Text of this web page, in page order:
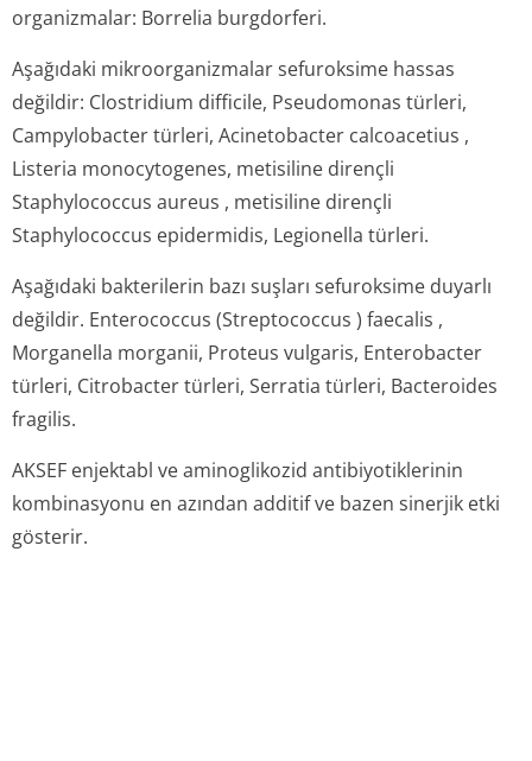
organizmalar: Borrelia burgdorferi.
Aşağıdaki mikroorganizmalar sefuroksime hassas
değildir: Clostridium difficile, Pseudomonas türleri,
Campylobactertürleri, Acinetobacter calcoacetius ,
Listeria monocytogenes, metisiline dirençli
Staphylococcus aureus , metisiline dirençli
Staphylococcus epidermidis, Legionella türleri.
Aşağıdaki bakterilerin bazı suşları sefuroksime duyarlı
değildir. Enterococcus (Streptococcus ) faecalis ,
Morganella morganii, Proteus vulgaris, Enterobacter
türleri, Citrobactertürleri, Serratia türleri, Bacteroides
fragilis.
AKSEF enjektabl ve aminoglikozid antibiyotiklerinin
kombinasyonu en azından additif ve bazen sinerjik etki
gösterir.